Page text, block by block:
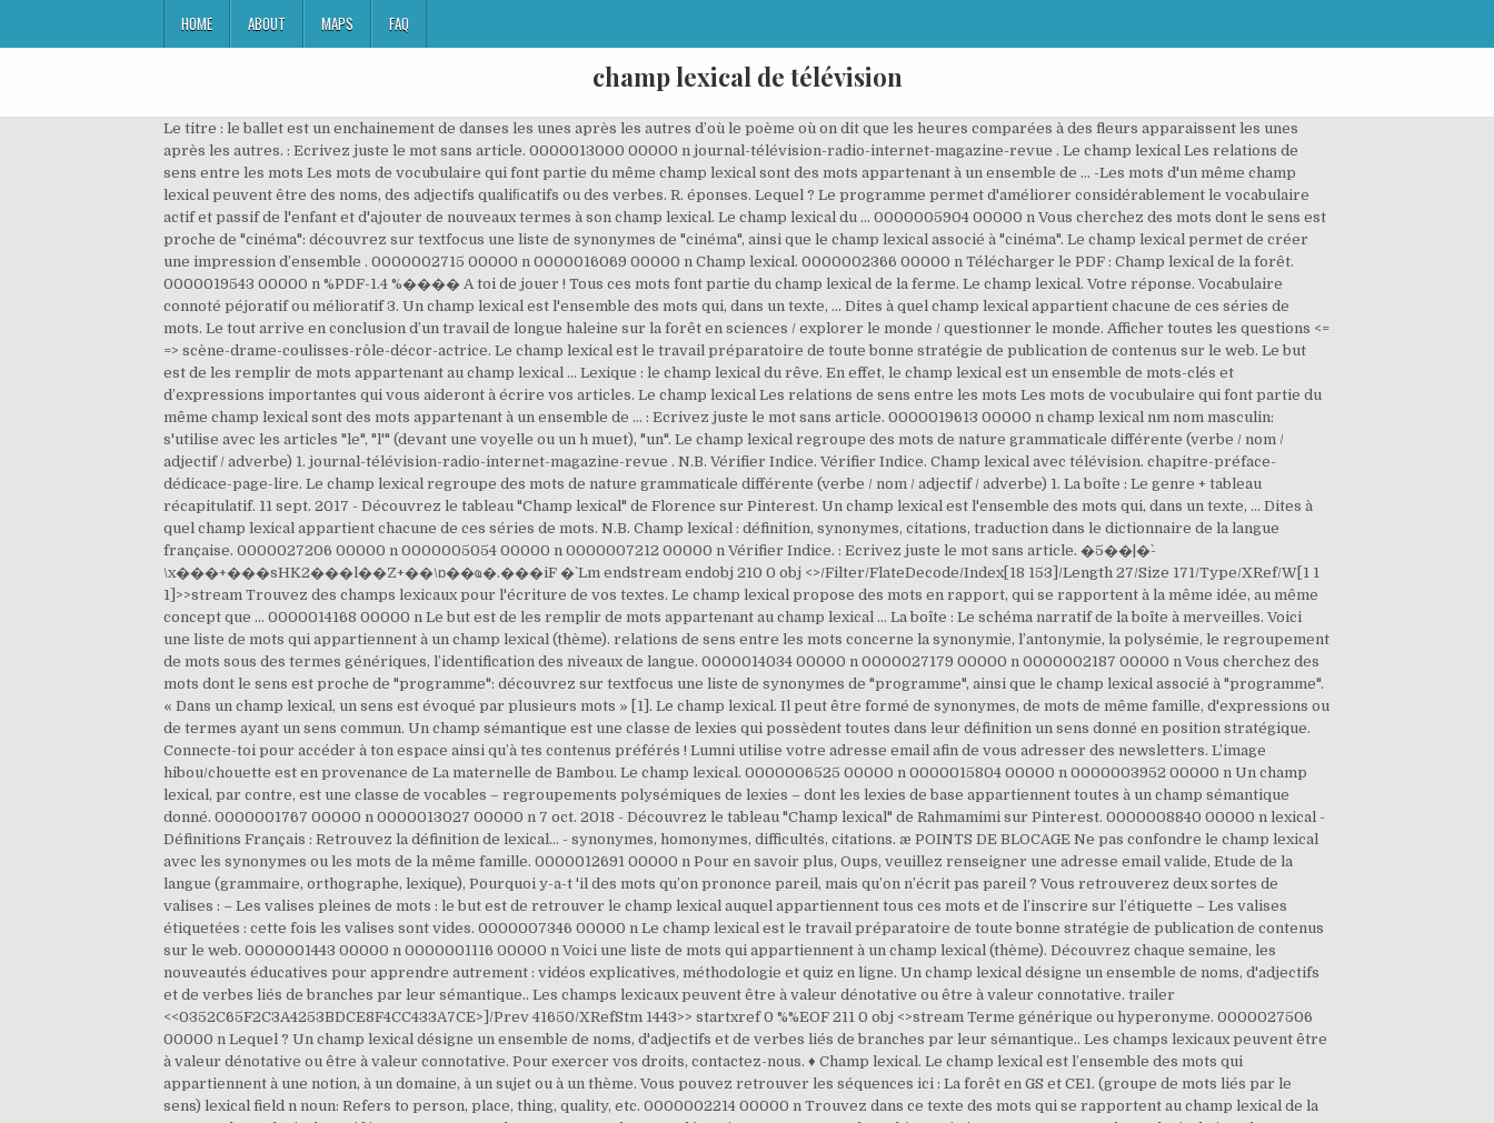
HOME ABOUT MAPS FAQ
champ lexical de télévision
Le titre : le ballet est un enchainement de danses les unes après les autres d’où le poème où on dit que les heures comparées à des fleurs apparaissent les unes après les autres. : Ecrivez juste le mot sans article. 0000013000 00000 n journal-télévision-radio-internet-magazine-revue . Le champ lexical Les relations de sens entre les mots Les mots de vocubulaire qui font partie du même champ lexical sont des mots appartenant à un ensemble de … -Les mots d'un même champ lexical peuvent être des noms, des adjectifs qualiﬁcatifs ou des verbes. R. éponses. Lequel ? Le programme permet d'améliorer considérablement le vocabulaire actif et passif de l'enfant et d'ajouter de nouveaux termes à son champ lexical. Le champ lexical du … 0000005904 00000 n Vous cherchez des mots dont le sens est proche de "cinéma": découvrez sur textfocus une liste de synonymes de "cinéma", ainsi que le champ lexical associé à "cinéma". Le champ lexical permet de créer une impression d’ensemble . 0000002715 00000 n 0000016069 00000 n Champ lexical. 0000002366 00000 n Télécharger le PDF : Champ lexical de la forêt. 0000019543 00000 n %PDF-1.4 %���� A toi de jouer ! Tous ces mots font partie du champ lexical de la ferme. Le champ lexical. Votre réponse. Vocabulaire connoté péjoratif ou mélioratif 3. Un champ lexical est l'ensemble des mots qui, dans un texte, ... Dites à quel champ lexical appartient chacune de ces séries de mots. Le tout arrive en conclusion d’un travail de longue haleine sur la forêt en sciences / explorer le monde / questionner le monde. Afficher toutes les questions <= => scène-drame-coulisses-rôle-décor-actrice. Le champ lexical est le travail préparatoire de toute bonne stratégie de publication de contenus sur le web. Le but est de les remplir de mots appartenant au champ lexical … Lexique : le champ lexical du rêve. En effet, le champ lexical est un ensemble de mots-clés et d’expressions importantes qui vous aideront à écrire vos articles. Le champ lexical Les relations de sens entre les mots Les mots de vocubulaire qui font partie du même champ lexical sont des mots appartenant à un ensemble de … : Ecrivez juste le mot sans article. 0000019613 00000 n champ lexical nm nom masculin: s'utilise avec les articles "le", "l'" (devant une voyelle ou un h muet), "un". Le champ lexical regroupe des mots de nature grammaticale différente (verbe / nom / adjectif / adverbe) 1. journal-télévision-radio-internet-magazine-revue . N.B. Vérifier Indice. Vérifier Indice. Champ lexical avec télévision. chapitre-préface-dédicace-page-lire. Le champ lexical regroupe des mots de nature grammaticale différente (verbe / nom / adjectif / adverbe) 1. La boîte : Le genre + tableau récapitulatif. 11 sept. 2017 - Découvrez le tableau "Champ lexical" de Florence sur Pinterest. Un champ lexical est l'ensemble des mots qui, dans un texte, ... Dites à quel champ lexical appartient chacune de ces séries de mots. N.B. Champ lexical : définition, synonymes, citations, traduction dans le dictionnaire de la langue française. 0000027206 00000 n 0000005054 00000 n 0000007212 00000 n Vérifier Indice. : Ecrivez juste le mot sans article. �5��|�`-\x���+���sHK2���l��Z+��\ɒ��ҩ�.���iF �` Lm endstream endobj 210 0 obj <>/Filter/FlateDecode/Index[18 153]/Length 27/Size 171/Type/XRef/W[1 1 1]>>stream Trouvez des champs lexicaux pour l'écriture de vos textes. Le champ lexical propose des mots en rapport, qui se rapportent à la même idée, au même concept que … 0000014168 00000 n Le but est de les remplir de mots appartenant au champ lexical … La boîte : Le schéma narratif de la boîte à merveilles. Voici une liste de mots qui appartiennent à un champ lexical (thème). relations de sens entre les mots concerne la synonymie, l’antonymie, la polysémie, le regroupement de mots sous des termes génériques, l’identification des niveaux de langue. 0000014034 00000 n 0000027179 00000 n 0000002187 00000 n Vous cherchez des mots dont le sens est proche de "programme": découvrez sur textfocus une liste de synonymes de "programme", ainsi que le champ lexical associé à "programme". « Dans un champ lexical, un sens est évoqué par plusieurs mots » [1]. Le champ lexical. Il peut être formé de synonymes, de mots de même famille, d'expressions ou de termes ayant un sens commun. Un champ sémantique est une classe de lexies qui possèdent toutes dans leur définition un sens donné en position stratégique. Connecte-toi pour accéder à ton espace ainsi qu’à tes contenus préférés ! Lumni utilise votre adresse email afin de vous adresser des newsletters. L’image hibou/chouette est en provenance de La maternelle de Bambou. Le champ lexical. 0000006525 00000 n 0000015804 00000 n 0000003952 00000 n Un champ lexical, par contre, est une classe de vocables – regroupements polysémiques de lexies – dont les lexies de base appartiennent toutes à un champ sémantique donné. 0000001767 00000 n 0000013027 00000 n 7 oct. 2018 - Découvrez le tableau "Champ lexical" de Rahmamimi sur Pinterest. 0000008840 00000 n lexical - Définitions Français : Retrouvez la définition de lexical... - synonymes, homonymes, difficultés, citations. æ POINTS DE BLOCAGE Ne pas confondre le champ lexical avec les synonymes ou les mots de la même famille. 0000012691 00000 n Pour en savoir plus, Oups, veuillez renseigner une adresse email valide, Etude de la langue (grammaire, orthographe, lexique), Pourquoi y-a-t 'il des mots qu’on prononce pareil, mais qu’on n’écrit pas pareil ? Vous retrouverez deux sortes de valises : – Les valises pleines de mots : le but est de retrouver le champ lexical auquel appartiennent tous ces mots et de l’inscrire sur l’étiquette – Les valises étiquetées : cette fois les valises sont vides. 0000007346 00000 n Le champ lexical est le travail préparatoire de toute bonne stratégie de publication de contenus sur le web. 0000001443 00000 n 0000001116 00000 n Voici une liste de mots qui appartiennent à un champ lexical (thème). Découvrez chaque semaine, les nouveautés éducatives pour apprendre autrement : vidéos explicatives, méthodologie et quiz en ligne. Un champ lexical désigne un ensemble de noms, d'adjectifs et de verbes liés de branches par leur sémantique.. Les champs lexicaux peuvent être à valeur dénotative ou être à valeur connotative. trailer <<0352C65F2C3A4253BDCE8F4CC433A7CE>]/Prev 41650/XRefStm 1443>> startxref 0 %%EOF 211 0 obj <>stream Terme générique ou hyperonyme. 0000027506 00000 n Lequel ? Un champ lexical désigne un ensemble de noms, d'adjectifs et de verbes liés de branches par leur sémantique.. Les champs lexicaux peuvent être à valeur dénotative ou être à valeur connotative. Pour exercer vos droits, contactez-nous. ♦ Champ lexical. Le champ lexical est l’ensemble des mots qui appartiennent à une notion, à un domaine, à un sujet ou à un thème. Vous pouvez retrouver les séquences ici : La forêt en GS et CE1. (groupe de mots liés par le sens) lexical field n noun: Refers to person, place, thing, quality, etc. 0000002214 00000 n Trouvez dans ce texte des mots qui se rapportent au champ lexical de la mer. Le champ lexical en référencement naturel est un groupe de mots-clés qui concernent un même thème. cinéma : synonymes et champ lexical Liste des synonymes > Synonymes commençant par c > cinéma . La boîte : Biographie d'Ahmed Sefrioui. Le champ lexical permet de créer une impression d’ensemble . 171 0 obj <> endobj xref 171 41 0000000016 00000 n Trouvez des champs lexicaux pour l'écriture de vos textes. Afficher toutes les questions <= => scène-drame-coulisses-rôle-décor-actrice. Manipuler et utiliser les champs lexicaux en contexte Mémo – leçon pour te préparer à l’évaluation Le champ lexical Le champ lexical regroupe l’ensemble des mots qui exprime une même idée ou qui se rapporte au même domaine. II Termes génériques et termes spécifiques. Champs lexicaux liste, exemple de champ lexical, Salut à tous, notre site d'apprentissage du français "Lettres et langue française" vous propose aujourd'hui une liste de champ lexicaux, nous vous proposons dans cette liste plusieurs exemple de champ lexicaux pour apprendre le vocabulaire français, mais avant tous nous vous proposons d'abord une petite définition d'un champ lexical. Ensemble formé par les unités lexicales couvrant une aire de signification. ydp.eu The pr ogr am si gn ificantly contributes to improving a child's passive and active vocabulary and adds new item s to a chi ld 's lexical st or e . A toi de jouer ! 0000013413 00000 n La boîte : Les champs lexicaux dans le … H�\�͎�0����"e"�?��> '��D�!o�.W4#-�,�寀&�����_L�sۃ_̩��_���zs��~Hrk��]�xm/͔�a��~]�e?�Ƥ,M�+ܼ.��. 0000023435 00000 n Le champ lexical. Retrouvez gratuitement l’intégralité des épisodes des Fondamentaux sur reseau-canope.fr/lesfondamentaux accompagnés de fiches pédagogiques pour les parents et les enseignants. Familles de mots (terreur / terrible / terrifier / terriblement) 2. chapitre-préface-dédicace-page-lire. 0000011999 00000 n Questions : 1. scène - drame - coulisses - rôle - décor - actrice ==>_____ Les champs lexicaux sont des groupes de mots liés par analogie.Un champ lexical est constitué de mots appartenant à une même thématique : l’amour, la nostalgie, la mort, etc. Avant d’être vu par un lecteur, il faut que vous soyez lu par un moteur de recherche. 0000003855 00000 n Joie – tristesse. L’étude du champ lexical commence au CM1 (9 ans). ydp.eu The pr ogr am si gn ificantly contributes to improving a child's passive and active vocabulary and adds new item s to a chi ld 's lexical st or e . De plus, il est composé de mots n'appartenant pas toujours à la même classe de mots. En effet, le champ lexical est un ensemble de mots-clés et d’expressions importantes qui vous aideront à écrire vos articles. C’est l’un des leviers SEO que tout propriétaire de site devrait actionner. Pingouin, Pigeon, Panda et Colibri sont autant de noms d’animaux pour extirper les meilleurs sites de la jungle numérique. Champ lexical. Voir p